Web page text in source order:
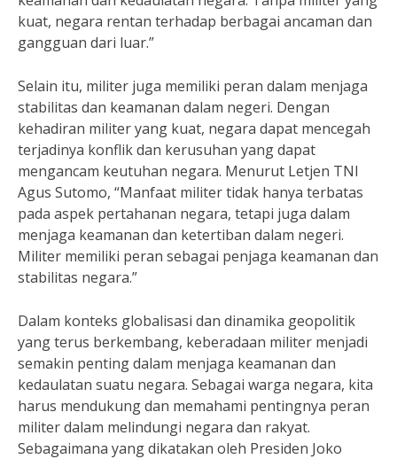
kuat, negara rentan terhadap berbagai ancaman dan
gangguan dari luar.”
Selain itu, militer juga memiliki peran dalam menjaga
stabilitas dan keamanan dalam negeri. Dengan
kehadiran militer yang kuat, negara dapat mencegah
terjadinya konflik dan kerusuhan yang dapat
mengancam keutuhan negara. Menurut Letjen TNI
Agus Sutomo, “Manfaat militer tidak hanya terbatas
pada aspek pertahanan negara, tetapi juga dalam
menjaga keamanan dan ketertiban dalam negeri.
Militer memiliki peran sebagai penjaga keamanan dan
stabilitas negara.”
Dalam konteks globalisasi dan dinamika geopolitik
yang terus berkembang, keberadaan militer menjadi
semakin penting dalam menjaga keamanan dan
kedaulatan suatu negara. Sebagai warga negara, kita
harus mendukung dan memahami pentingnya peran
militer dalam melindungi negara dan rakyat.
Sebagaimana yang dikatakan oleh Presiden Joko